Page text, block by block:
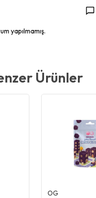
yapılmamış.
Ürünler
OG